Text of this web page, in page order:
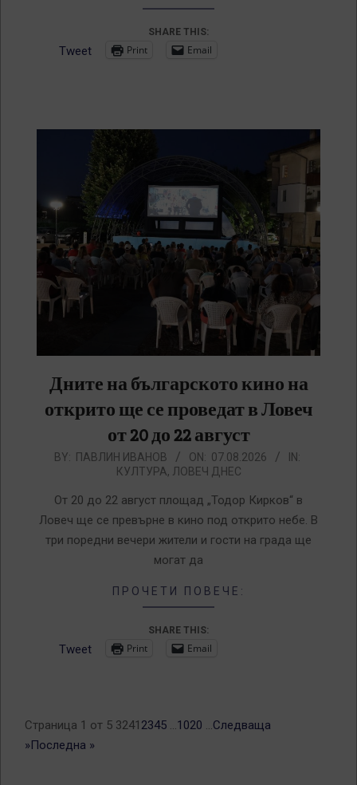
SHARE THIS:
Tweet Print Email
Дните на българското кино на
открито ще се проведат в Ловеч
от 20 до 22 август
2026-
BY: ПАВЛИН ИВАНОВ ON: 07.08.2026
IN:
КУЛТУРА, ЛОВЕЧ ДНЕС
От 20 до 22 август площад „Тодор Кирков“ в
Ловеч ще се превърне в кино под открито небе. В
три поредни вечери жители и гости на града ще
могат да
ПРОЧЕТИ ПОВЕЧЕ:
SHARE THIS:
Tweet Print Email
Страница 1 от 5 3241 2345 ...1020 ...Следваща
»Последна »